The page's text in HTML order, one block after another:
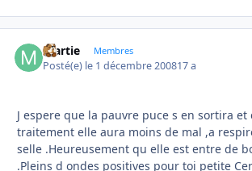
martie Membres
Posté(e) le 1 décembre 200817 a
J espere que la pauvre puce s en sortira et
traitement elle aura moins de mal ,a
selle .Heureusement qu elle est entre de
.Pleins d ondes positives pour toi petite